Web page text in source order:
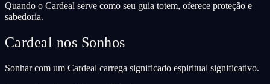
Quando o Cardeal serve como seu guia totem, oferece proteção e
sabedoria.
Cardeal nos Sonhos
Sonhar com um Cardeal carrega significado espiritual significativo.